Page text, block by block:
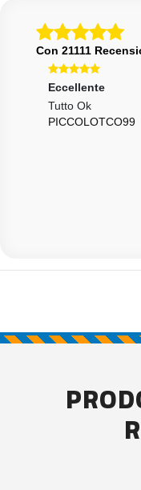
Con 21111
Eccellente
Tutto Ok
PICCOLOTCO99